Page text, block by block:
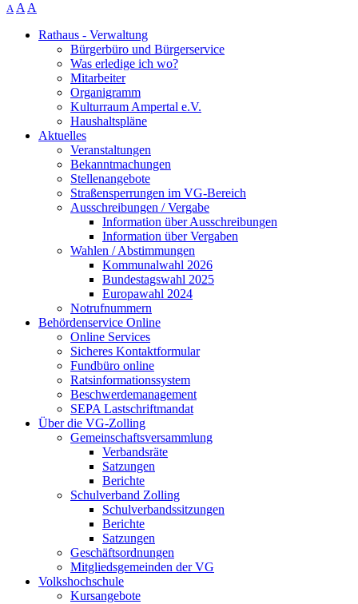
A A A
Rathaus - Verwaltung
Bürgerbüro und Bürgerservice
Was erledige ich wo?
Mitarbeiter
Organigramm
Kulturraum Ampertal e.V.
Haushaltspläne
Aktuelles
Veranstaltungen
Bekanntmachungen
Stellenangebote
Straßensperrungen im VG-Bereich
Ausschreibungen / Vergabe
Information über Ausschreibungen
Information über Vergaben
Wahlen / Abstimmungen
Kommunalwahl 2026
Bundestagswahl 2025
Europawahl 2024
Notrufnummern
Behördenservice Online
Online Services
Sicheres Kontaktformular
Fundbüro online
Ratsinformationssystem
Beschwerdemanagement
SEPA Lastschriftmandat
Über die VG-Zolling
Gemeinschaftsversammlung
Verbandsräte
Satzungen
Berichte
Schulverband Zolling
Schulverbandssitzungen
Berichte
Satzungen
Geschäftsordnungen
Mitgliedsgemeinden der VG
Volkshochschule
Kursangebote